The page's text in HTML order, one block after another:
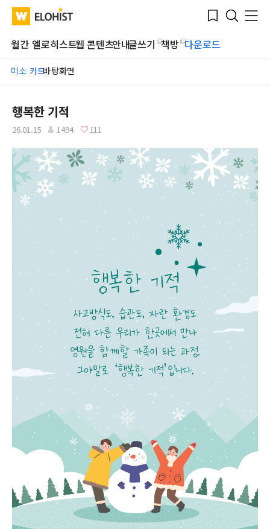
WATV Elohist-
Home
Bookmark
Search
Menu
월간 엘로히스트웹 콘텐츠안내글쓰기 책방 다운로드
미소 카드바탕화면
Submit
행복한 기적
26.01.15 1494 111